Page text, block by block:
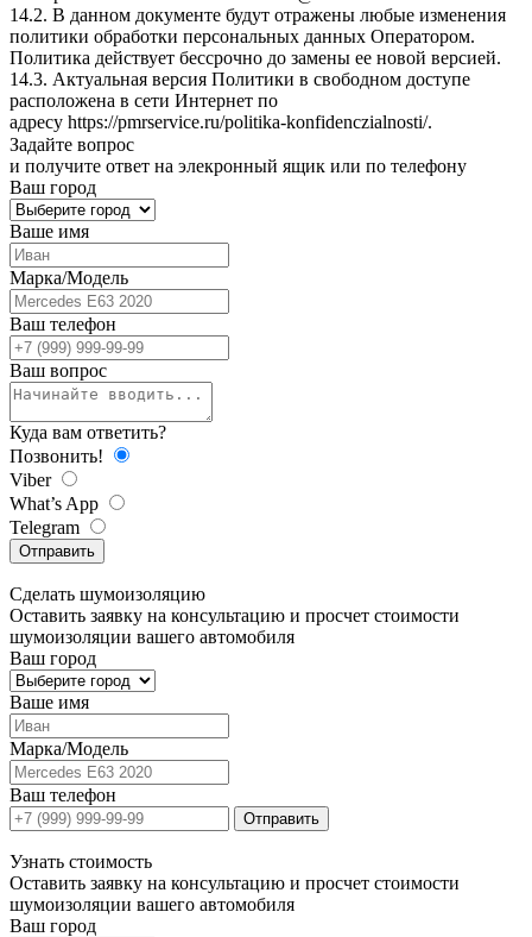
14.2. В данном документе будут отражены любые изменения
политики обработки персональных данных Оператором.
Политика действует бессрочно до замены ее новой версией.
14.3. Актуальная версия Политики в свободном доступе
расположена в сети Интернет по
адресу https://pmrservice.ru/politika-konfidenczialnosti/.
Задайте вопрос
и получите ответ на элекронный ящик или по телефону
Ваш город
Ваше имя
Марка/Модель
Ваш телефон
Ваш вопрос
Куда вам ответить?
Позвонить!
Viber
What’s App
Telegram
Отправить
Сделать шумоизоляцию
Оставить заявку на консультацию и просчет стоимости
шумоизоляции вашего автомобиля
Ваш город
Ваше имя
Марка/Модель
Ваш телефон
Отправить
Узнать стоимость
Оставить заявку на консультацию и просчет стоимости
шумоизоляции вашего автомобиля
Ваш город